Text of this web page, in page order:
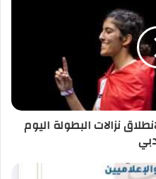
نزالات البطولة اليوم